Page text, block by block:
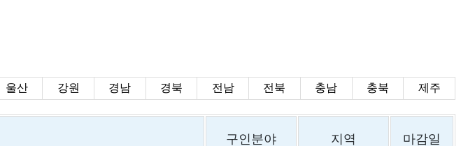
울산 강원 경남 경북 전남 전북 충남 충북 제주
구인분야 지역 마감일